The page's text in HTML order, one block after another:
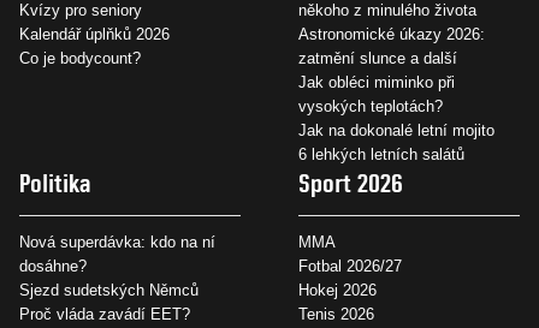
Kvízy pro seniory
Kalendář úplňků 2026
Co je bodycount?
někoho z minulého života
Astronomické úkazy 2026:
zatmění slunce a další
Jak obléci miminko při
vysokých teplotách?
Jak na dokonalé letní mojito
6 lehkých letních salátů
Politika
Nová superdávka: kdo na ní
dosáhne?
Sjezd sudetských Němců
Proč vláda zavádí EET?
Sport 2026
MMA
Fotbal 2026/27
Hokej 2026
Tenis 2026